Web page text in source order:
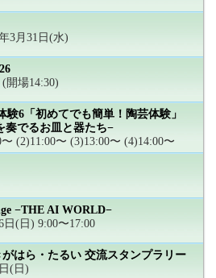
3月31日(水)
開場14:30)
験6「初めてでも簡単！陶芸体験」
奏でるお皿と器たち−
(2)11:00〜 (3)13:00〜 (4)14:00〜
−THE AI WORLD−
日(日) 9:00〜17:00
はら・たるい 交流スタンプラリー
(日)